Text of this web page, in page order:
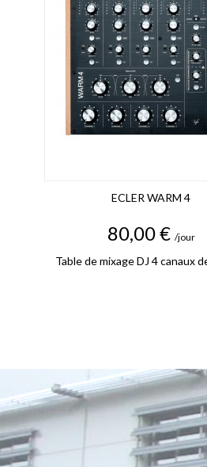
ECLER WARM 4
Prix
80,00 € /jour
Table de mixage DJ 4 canaux